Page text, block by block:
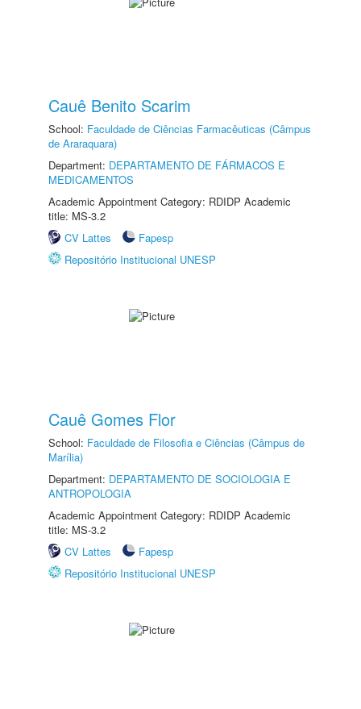
Cauê Benito Scarim
School: Faculdade de Ciências Farmacêuticas (Câmpus
de Araraquara)
Department: DEPARTAMENTO DE FÁRMACOS E
MEDICAMENTOS
Academic Appointment Category: RDIDP Academic
title: MS-3.2
CV Lattes
Fapesp
Repositório Institucional UNESP
Cauê Gomes Flor
School: Faculdade de Filosofia e Ciências (Câmpus de
Marília)
Department: DEPARTAMENTO DE SOCIOLOGIA E
ANTROPOLOGIA
Academic Appointment Category: RDIDP Academic
title: MS-3.2
CV Lattes
Fapesp
Repositório Institucional UNESP